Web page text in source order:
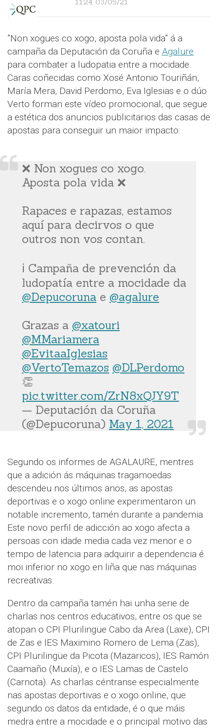
11:24 03/05/21
”Non xogues co xogo, aposta pola vida” á a
campaña da Deputación da Coruña e Agalure
para combater a ludopatia entre a mocidade.
Caras coñecidas como Xosé Antonio Touriñán,
María Mera, David Perdomo, Eva Iglesias e o dúo
Verto forman este vídeo promocional, que segue
a estética dos anuncios publicitarios das casas de
apostas para conseguir un maior impacto:
❌ Non xogues co xogo.
Aposta pola vida ❌
Rapaces e rapazas, estamos
aquí para decirvos o que
outros non vos contan.
ℹ️ Campaña de prevención da
ludopatía entre a mocidade da
@Depucoruna e @agalure
Grazas a @xatouri
@MMariamera
@EvitaaIglesias
@VertoTemazos @DLPerdomo
👏
pic.twitter.com/ZrN8xQJY9T
— Deputación da Coruña
(@Depucoruna) May 1, 2021
Segundo os informes de AGALAURE, mentres
que a adición ás máquinas tragamoedas
descendeu nos últimos anos, as apostas
deportivas e o xogo online experimentaron un
notable incremento, tamén durante a pandemia.
Este novo perfil de adicción ao xogo afecta a
persoas con idade media cada vez menor e o
tempo de latencia para adquirir a dependencia é
moi inferior no xogo en liña que nas máquinas
recreativas.
Dentro da campaña tamén hai unha serie de
charlas nos centros educativos, entre os que se
atopan o CPI Plurilingüe Cabo da Area (Laxe), CPI
de Zas e IES Maximino Romero de Lema (Zas),
CPI Plurilingüe da Picota (Mazaricos), IES Ramón
Caamaño (Muxía), e o IES Lamas de Castelo
(Carnota). As charlas céntranse especialmente
nas apostas deportivas e o xogo online, que
segundo os datos da entidade, é o que máis
medra entre a mocidade e o principal motivo das